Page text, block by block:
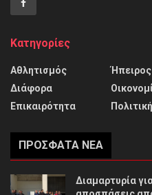
Κατηγορίες
Αθλητισμός
Διάφορα
Επικαιρότητα
Ήπειρος
Πολιτική
ΠΡΌΣΦΑΤΑ ΝΈΑ
Διαμαρτυρία